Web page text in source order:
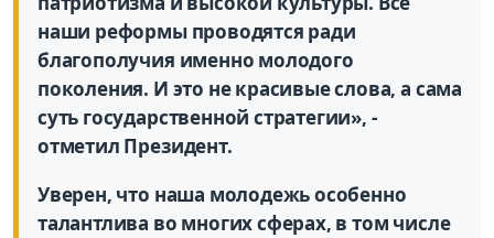
наши реформы проводятся ради
благополучия именно молодого
поколения. И это не красивые слова, а сама
суть государственной стратегии», -
отметил Президент.
Уверен, что наша молодежь особенно
талантлива во многих сферах, в том числе